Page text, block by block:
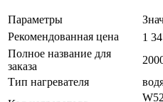
Параметры
Рекомендованная цена
1
Полное название для
заказа
Тип нагревателя